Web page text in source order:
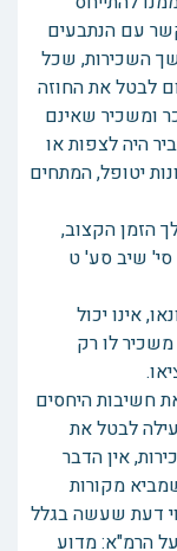
עם הנתבעים
השכירות, שכל
לבטל את החוזה
ומשכיר שאינם
היה לצפות או
יטופל, המתחים
הזמן הקצוב,
סי' שיב סע' ט
אינו יכול
לו רק
חשיבות היחסים
לבטל את
אין הדבר
מקורות
דעת שעשה בגלל
הרמ"א: מדוע